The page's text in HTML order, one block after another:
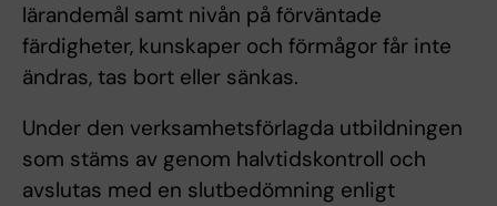
lärandemål samt nivån på förväntade
färdigheter, kunskaper och förmågor får inte
ändras, tas bort eller sänkas.
Under den verksamhetsförlagda utbildningen
som stäms av genom halvtidskontroll och
avslutas med en slutbedömning enligt